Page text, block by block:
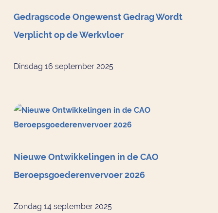
Gedragscode Ongewenst Gedrag Wordt
Verplicht op de Werkvloer
Dinsdag 16 september 2025
Nieuwe Ontwikkelingen in de CAO
Beroepsgoederenvervoer 2026
Zondag 14 september 2025